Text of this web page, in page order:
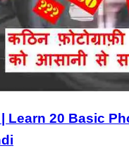
| Learn 20 Basic